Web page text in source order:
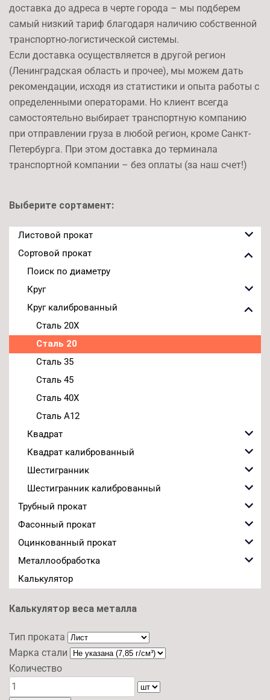
доставка до адреса в черте города – мы подберем
самый низкий тариф благодаря наличию собственной
транспортно-логистической системы.
Если доставка осуществляется в другой регион
(Ленинградская область и прочее), мы можем дать
рекомендации, исходя из статистики и опыта работы с
определенными операторами. Но клиент всегда
самостоятельно выбирает транспортную компанию
при отправлении груза в любой регион, кроме Санкт-
Петербурга. При этом доставка до терминала
транспортной компании – без оплаты (за наш счет!)
Выберите сортамент:
Листовой прокат
Сортовой прокат
Поиск по диаметру
Круг
Круг калиброванный
Сталь 20Х
Сталь 20
Сталь 35
Сталь 45
Сталь 40Х
Сталь А12
Квадрат
Квадрат калиброванный
Шестигранник
Шестигранник калиброванный
Трубный прокат
Фасонный прокат
Оцинкованный прокат
Металлообработка
Калькулятор
Калькулятор веса металла
Тип проката
Марка стали
Количество